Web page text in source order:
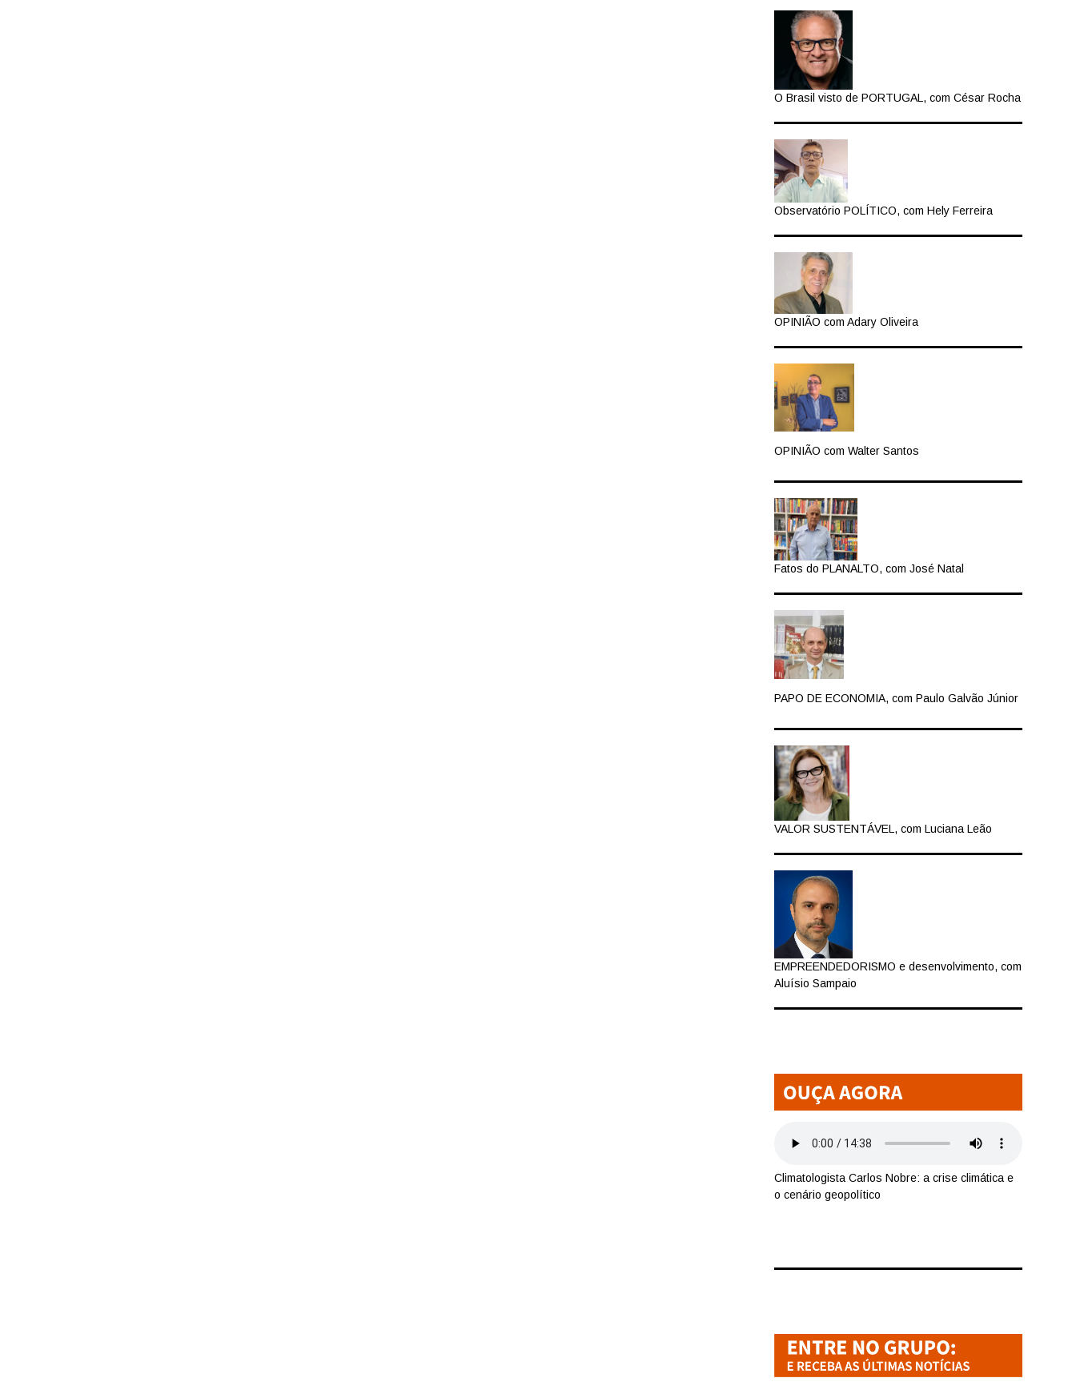
O Brasil visto de PORTUGAL, com César Rocha
Observatório POLÍTICO, com Hely Ferreira
OPINIÃO com Adary Oliveira
OPINIÃO com Walter Santos
Fatos do PLANALTO, com José Natal
PAPO DE ECONOMIA, com Paulo Galvão Júnior
VALOR SUSTENTÁVEL, com Luciana Leão
EMPREENDEDORISMO e desenvolvimento, com
Aluísio Sampaio
Climatologista Carlos Nobre: a crise climática e
o cenário geopolítico